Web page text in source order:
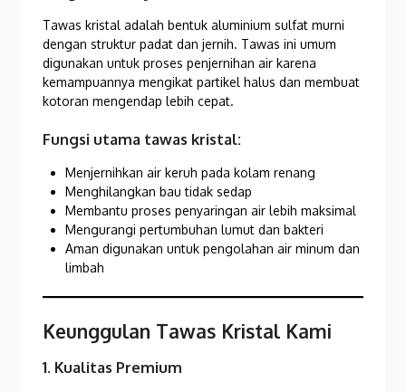
Tawas kristal adalah bentuk aluminium sulfat murni
dengan struktur padat dan jernih. Tawas ini umum
digunakan untuk proses penjernihan air karena
kemampuannya mengikat partikel halus dan membuat
kotoran mengendap lebih cepat.
Fungsi utama tawas kristal:
Menjernihkan air keruh pada kolam renang
Menghilangkan bau tidak sedap
Membantu proses penyaringan air lebih maksimal
Mengurangi pertumbuhan lumut dan bakteri
Aman digunakan untuk pengolahan air minum dan
limbah
Keunggulan Tawas Kristal Kami
1. Kualitas Premium